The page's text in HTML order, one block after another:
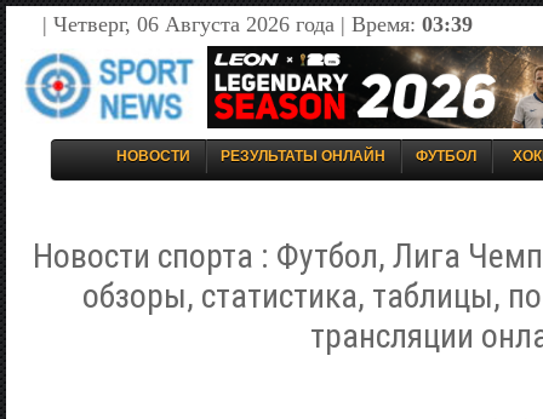
| Четверг, 06 Августа 2026 года | Время: 03:39
НОВОСТИ РЕЗУЛЬТАТЫ ОНЛАЙН ФУТБОЛ
Новости спорта : Футбол, Лига
обзоры, статистика, таблицы,
трансляции